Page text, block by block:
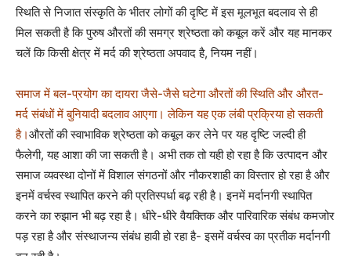
स्थिति से निजात संस्कृति के भीतर लोगों की दृष्टि में इस मूलभूत बदलाव से ही
मिल सकती है कि पुरुष औरतों की समग्र श्रेष्ठता को कबूल करें और यह मानकर
चलें कि किसी क्षेत्र में मर्द की श्रेष्ठता अपवाद है, नियम नहीं।
समाज में बल-प्रयोग का दायरा जैसे-जैसे घटेगा औरतों की स्थिति और औरत-
मर्द संबंधों में बुनियादी बदलाव आएगा। लेकिन यह एक लंबी प्रक्रिया हो सकती
है।औरतों की स्वाभाविक श्रेष्ठता को कबूल कर लेने पर यह दृष्टि जल्दी ही
फैलेगी, यह आशा की जा सकती है। अभी तक तो यही हो रहा है कि उत्पादन और
समाज व्यवस्था दोनों में विशाल संगठनों और नौकरशाही का विस्तार हो रहा है और
इनमें वर्चस्व स्थापित करने की प्रतिस्पर्धा बढ़ रही है। इनमें मर्दानगी स्थापित
करने का रुझान भी बढ़ रहा है। धीरे-धीरे वैयक्तिक और पारिवारिक संबंध कमजोर
पड़ रहा है और संस्थाजन्य संबंध हावी हो रहा है- इसमें वर्चस्व का प्रतीक मर्दानगी